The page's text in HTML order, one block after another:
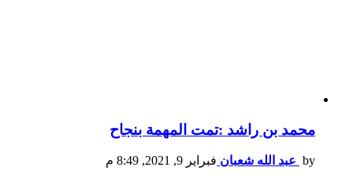
محمد بن راشد :تمت المهمة بنجاح
by عبد الله شعبان فبراير 9, 2021, 8:49 م